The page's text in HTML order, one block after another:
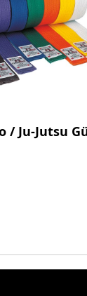
/ Ju-Jutsu